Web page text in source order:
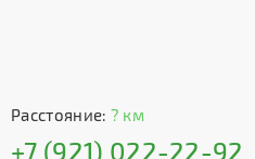
Расстояние: ? км
+7 (921) 022-22-92